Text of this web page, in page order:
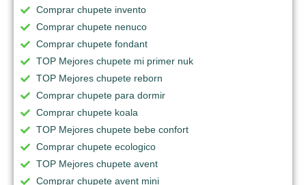
Comprar chupete invento
Comprar chupete nenuco
Comprar chupete fondant
TOP Mejores chupete mi primer nuk
TOP Mejores chupete reborn
Comprar chupete para dormir
Comprar chupete koala
TOP Mejores chupete bebe confort
Comprar chupete ecologico
TOP Mejores chupete avent
Comprar chupete avent mini